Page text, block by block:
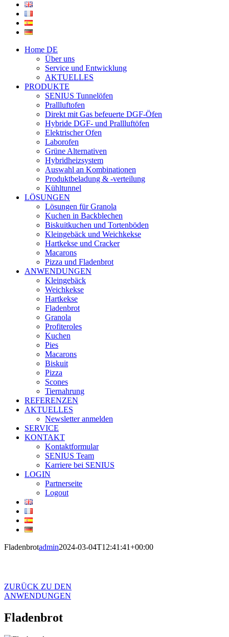
Home DE
Über uns
Service und Entwicklung
AKTUELLES
PRODUKTE
SENIUS Tunnelöfen
Prallluftofen
Direkt mit Gas befeuerte DGF-Öfen
Hybride DGF- und Prallluftöfen
Elektrischer Ofen
Laborofen
Grüne Alternativen
Hybridheizsystem
Auswahl an Kombinationen
Produktbeladung & -verteilung
Kühltunnel
LÖSUNGEN
Lösungen für Granola
Kuchen in Backblechen
Biskuitkuchen und Tortenböden
Kleingebäck und Weichkekse
Hartkekse und Cracker
Macarons
Pizza und Fladenbrot
ANWENDUNGEN
Kleingebäck
Weichkekse
Hartkekse
Fladenbrot
Granola
Profiteroles
Kuchen
Pies
Macarons
Biskuit
Pizza
Scones
Tiernahrung
REFERENZEN
AKTUELLES
Newsletter anmelden
SERVICE
KONTAKT
Kontaktformular
SENIUS Team
Karriere bei SENIUS
LOGIN
Partnerseite
Logout
Fladenbrotadmin2024-03-04T12:41:41+00:00
ZURÜCK ZU DEN
ANWENDUNGEN
Fladenbrot